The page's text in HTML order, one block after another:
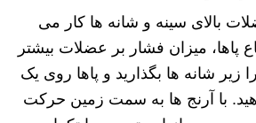
بالای سینه و شانه‌ ها کار می‌
پاها، میزان فشار بر عضلات بیشتر
شانه‌ ها بگذارید و پاها روی یک
با آرنج‌ ها به سمت زمین حرکت